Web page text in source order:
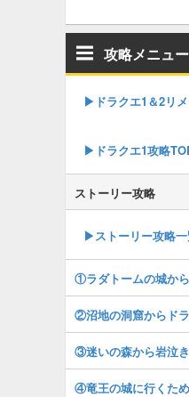
攻略メニュー
▶︎ドラクエ1＆2リ
▶︎ドラクエ1攻略
ストーリー攻略
▶︎ストーリー攻略
①ラダトームの城か
②沼地の洞窟からド
③迷いの森から岩泣
④竜王の城に行くた